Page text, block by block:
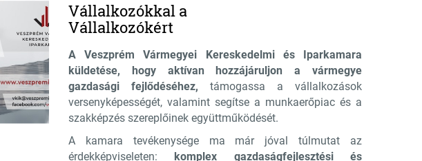
Vállalkozókkal a
Vállalkozókért
A Veszprém Vármegyei Kereskedelmi és Iparkamara
küldetése, hogy aktívan hozzájáruljon a vármegye
gazdasági fejlődéséhez, támogassa a vállalkozások
versenyképességét, valamint segítse a munkaerőpiac és a
szakképzés szereplőinek együttműködését.
A kamara tevékenysége ma már jóval túlmutat az
érdekképviseleten: komplex gazdaságfejlesztési és